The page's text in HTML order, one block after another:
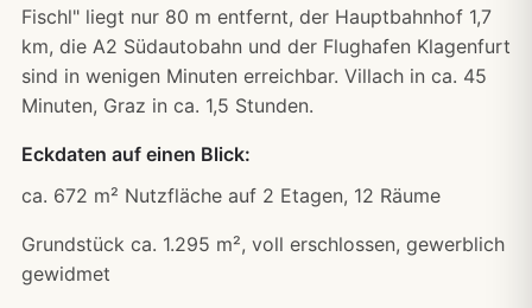
Fischl" liegt nur 80 m entfernt, der Hauptbahnhof 1,7
km, die A2 Südautobahn und der Flughafen Klagenfurt
sind in wenigen Minuten erreichbar. Villach in ca. 45
Minuten, Graz in ca. 1,5 Stunden.
Eckdaten auf einen Blick:
ca. 672 m² Nutzfläche auf 2 Etagen, 12 Räume
Grundstück ca. 1.295 m², voll erschlossen, gewerblich
gewidmet